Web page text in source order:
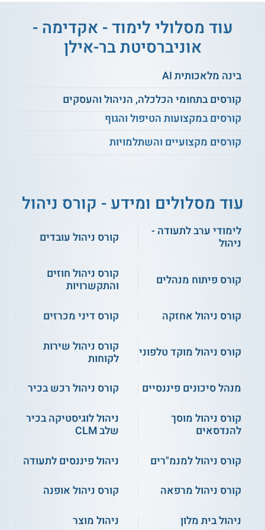
שילוב למידה חווייתית ותיאורטית:בקורס
לומדים באופן דינמי, הנושאים מאורגנים מתוך
המשגת סוגיות רלוונטיות לקבוצת הלומדים,
כמה זמן לומדים?
היקפו שלהקורס
שעות המוקדשות לסמינרים דיגיטליים, עבודה על פרויקטים,
והשתתפות במבחנים.
להלן חלק מן הנושאים הנלמדים:
דינמיקה קבוצתית.
הבדלים בין אישיים.
תרומת גישות קלסיות בפסיכולוגיה.
סדנאות ככלי התערבותי לפיתוח מנהלים.
הקורס מיועד לאקדמאים בעלי התמצאות טובה באנגלית, שברצונם
מתאים למומחים בעלי התמצאות בגורם האנושי, כגון מאמנים,
מנחי קבוצות, יועצים, מטפלים, מנהלי משאבי אנוש, אמנים
העובדים מול קהל, מרצים, ועוד.
תנאי הקבלה הינם:
הגשת קורות חיים.
ראיון אישי, מקוון או טלפוני.
עוד מסלולי לימוד - אקדימה -
אוניברסיטת בר-אילן
בינה מלאכותית AI
קורסים בתחומי הכלכלה, הניהול והעסקים
קורסים במקצועות הטיפול והגוף
קורסים מקצועיים והשתלמויות
עוד מסלולים ומידע - קורס ניהול
לימודי ערב לתעודה -
ניהול
קורס ניהול עובדים
קורס פיתוח מנהלים
קורס ניהול חוזים
והתקשרויות
קורס ניהול אחזקה
קורס דיני מכרזים
קורס ניהול מוקד טלפוני
קורס ניהול שירות
לקוחות
מנהל סיכונים פיננסיים
קורס ניהול רכש בכיר
קורס ניהול מוסך
להנדסאים
ניהול לוגיסטיקה בכיר
שלב CLM
קורס ניהול למנמ"רים
ניהול פיננסים לתעודה
קורס ניהול מרפאה
קורס ניהול אופנה
ניהול בית מלון
ניהול מוצר